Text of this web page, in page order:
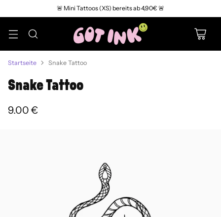
🚨 Mini Tattoos (XS) bereits ab 4,90€ 🚨
Startseite Snake Tattoo
Snake Tattoo
Normaler
9.00 €